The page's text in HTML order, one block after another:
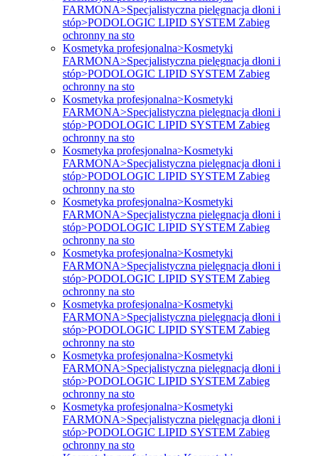
FARMONA>Specjalistyczna pielęgnacja dłoni i
stóp>PODOLOGIC LIPID SYSTEM Zabieg
ochronny na sto
Kosmetyka profesjonalna>Kosmetyki
FARMONA>Specjalistyczna pielęgnacja dłoni i
stóp>PODOLOGIC LIPID SYSTEM Zabieg
ochronny na sto
Kosmetyka profesjonalna>Kosmetyki
FARMONA>Specjalistyczna pielęgnacja dłoni i
stóp>PODOLOGIC LIPID SYSTEM Zabieg
ochronny na sto
Kosmetyka profesjonalna>Kosmetyki
FARMONA>Specjalistyczna pielęgnacja dłoni i
stóp>PODOLOGIC LIPID SYSTEM Zabieg
ochronny na sto
Kosmetyka profesjonalna>Kosmetyki
FARMONA>Specjalistyczna pielęgnacja dłoni i
stóp>PODOLOGIC LIPID SYSTEM Zabieg
ochronny na sto
Kosmetyka profesjonalna>Kosmetyki
FARMONA>Specjalistyczna pielęgnacja dłoni i
stóp>PODOLOGIC LIPID SYSTEM Zabieg
ochronny na sto
Kosmetyka profesjonalna>Kosmetyki
FARMONA>Specjalistyczna pielęgnacja dłoni i
stóp>PODOLOGIC LIPID SYSTEM Zabieg
ochronny na sto
Kosmetyka profesjonalna>Kosmetyki
FARMONA>Specjalistyczna pielęgnacja dłoni i
stóp>PODOLOGIC LIPID SYSTEM Zabieg
ochronny na sto
Kosmetyka profesjonalna>Kosmetyki
FARMONA>Specjalistyczna pielęgnacja dłoni i
stóp>PODOLOGIC LIPID SYSTEM Zabieg
ochronny na sto